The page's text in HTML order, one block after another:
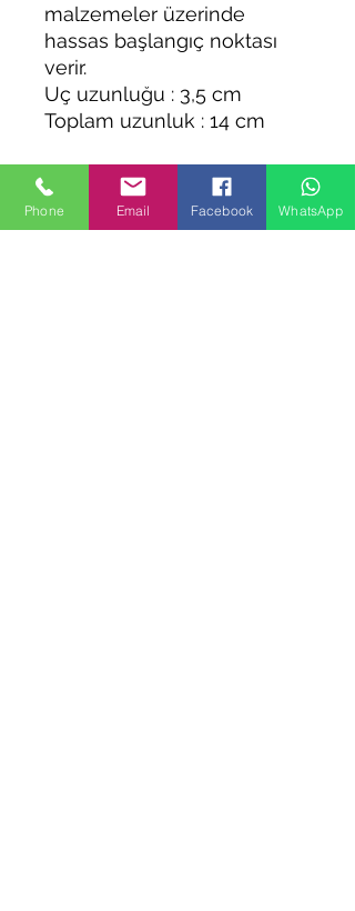
malzemeler üzerinde
hassas başlangıç noktası
verir.
Uç uzunluğu : 3,5 cm
Toplam uzunluk : 14 cm
Phone Email Facebook WhatsApp